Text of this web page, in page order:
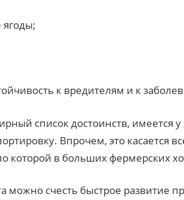
к вредителям и к
список достоинств, имеется у
Впрочем, это касается
которой в больших фермерских
можно счесть быстрое развитие